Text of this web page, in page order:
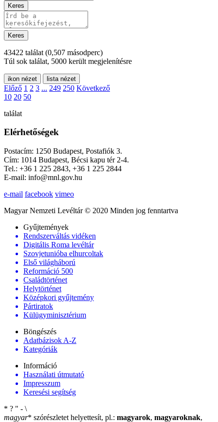
Keres
Keres
43422 találat (0,507 másodperc)
Túl sok találat, 5000 került megjelenítésre
ikon nézet lista nézet
Előző 1 2 3 ... 249 250 Következő
10 20 50
találat
Elérhetőségek
Postacím: 1250 Budapest, Postafiók 3.
Cím: 1014 Budapest, Bécsi kapu tér 2-4.
Tel.: +36 1 225 2843, +36 1 225 2844
E-mail: info@mnl.gov.hu
e-mail facebook vimeo
Magyar Nemzeti Levéltár © 2020 Minden jog fenntartva
Gyűjtemények
Rendszerváltás vidéken
Digitális Roma levéltár
Szovjetunióba elhurcoltak
Első világháború
Reformáció 500
Családtörténet
Helytörténet
Középkori gyűjtemény
Pártiratok
Külügyminisztérium
Böngészés
Adatbázisok A-Z
Kategóriák
Információ
Használati útmutató
Impresszum
Keresési segítség
* ? " - \
magyar* szórészletet helyettesít, pl.: magyarok, magyaroknak,